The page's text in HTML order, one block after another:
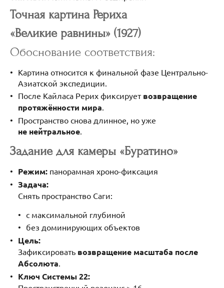
Точная картина Рериха
«Великие равнины» (1927)
Обоснование соответствия:
Картина относится к финальной фазе Центрально-
Азиатской экспедиции.
После Кайласа Рерих фиксирует возвращение
протяжённости мира
Пространство снова длинное, но уже
не нейтральное
Задание для камеры «Буратино»
Режим: панорамная хроно-фиксация
Задача:
Снять пространство Саги:
с максимальной глубиной
без доминирующих объектов
Цель:
Зафиксировать возвращение масштаба после
Абсолюта
Ключ Системы 22: